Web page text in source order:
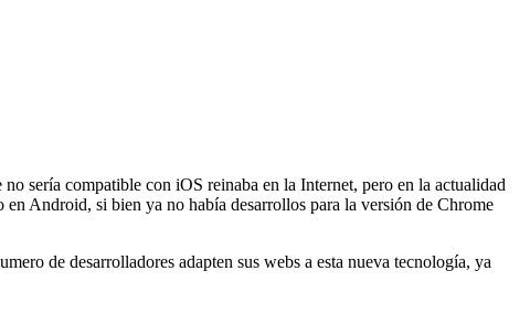
sería compatible con iOS reinaba en la Internet, pero en la actualidad
en Android, si bien ya no había desarrollos para la versión de Chrome
de desarrolladores adapten sus webs a esta nueva tecnología, ya